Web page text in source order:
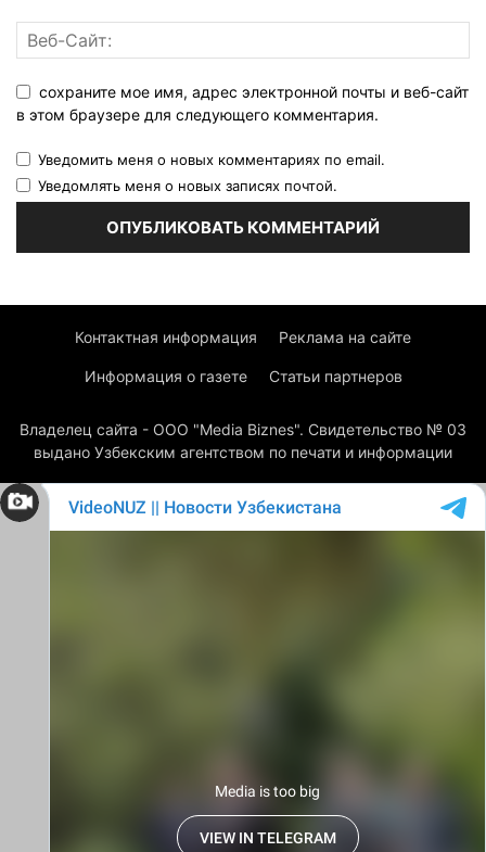
сохраните мое имя, адрес электронной почты и веб-сайт
в этом браузере для следующего комментария.
Уведомить меня о новых комментариях по email.
Уведомлять меня о новых записях почтой.
Контактная информация Реклама на сайте
Информация о газете Статьи партнеров
Владелец сайта - ООО "Media Biznes". Свидетельство № 03
выдано Узбекским агентством по печати и информации